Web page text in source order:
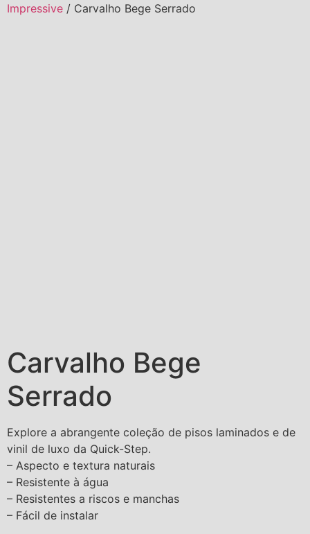
Impressive / Carvalho Bege Serrado
Carvalho Bege
Serrado
Explore a abrangente coleção de pisos laminados e de
vinil de luxo da Quick-Step.
– Aspecto e textura naturais
– Resistente à água
– Resistentes a riscos e manchas
– Fácil de instalar